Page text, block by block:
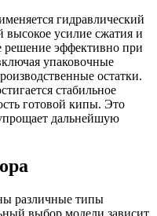
гидравлический
высокое усилие сжатия и
эффективно при
упаковочные
остатки.
стабильное
готовой кипы. Это
дальнейшую
различные типы
выбор модели зависит